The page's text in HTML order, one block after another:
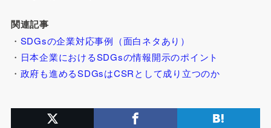
関連記事
・ SDGsの企業対応事例（面白ネタあり）
・ 日本企業におけるSDGsの情報開示のポイント
・ 政府も進めるSDGsはCSRとして成り立つのか